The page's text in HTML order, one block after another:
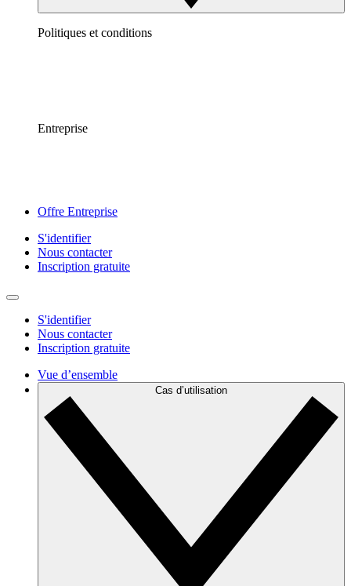
Politiques et conditions
Entreprise
Offre Entreprise
S'identifier
Nous contacter
Inscription gratuite
S'identifier
Nous contacter
Inscription gratuite
Vue d’ensemble
Cas d’utilisation